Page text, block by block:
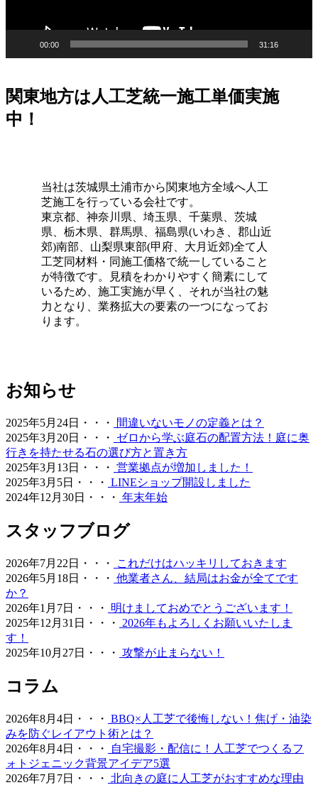
機でゴミを吸い取るだけで完了します。天然芝のように肥
料を与えたり、定期的に芝刈り機を動かしたりする必要は
るための作業場」から「心からくつろげるリラックススペ
ース」へ変えることは、生活の質を大きく向上させます。
管理の負担を減らし、ゆとりある時間をご提案いたしま
愛犬やペットと暮らすご家庭には、クッション性と清潔さ
を両立した人工芝が非常におすすめです。ベランダや屋
上、お庭の一部に敷くことで、足腰への負担を軽減しつ
つ、雨の日でも手足を汚さずに遊べる専用ドッグランが完
成します。当社の人工芝は高密度で耐久性が高いため、大
型犬が走り回っても簡単にはへたりません。防臭対策や、
排泄物があった際の清掃のしやすさについても、飼い主様
の飼育状況に合わせた最適なプランをご提案させていただ
きます。ペットも家族の一員として、ストレスなく自由に
動き回れる健康的な住環境を一緒に形にしていきましょ
「人工芝はプラスチック感が強くて安っぽい」という古い
みてください。最新のモデルは複数の色を混生させ、葉の
向きやツヤまで計算されており、驚くほど自然な風合いで
す。一度敷けば10年以上にわたり美しい景観を維持でき、
資産価値の維持にも貢献します。お仕事や育児、家事で忙
しく、お庭の手入れに十分な時間を割けない皆様へ、手間
いらずで上質な暮らしをご提案いたします。住宅街でも、
方が増えています。機能性と美観を両立させましょう。
プロスポーツの現場でも選ばれる信頼の品質が当社の自慢
です。東京ドームや京セラドームといった日本を代表する
大規模施設、さらには本格的なテニスコートなど、激しい
動きと高い摩擦が求められる場所にもワイズヴェルデの人
工芝は導入されています。この高い耐久性と、日常的なメ
ンテナンスのしやすさは、広い敷地を管理される法人様や
間にわたって競技パフォーマンスを維持できるため、スポ
ーツ施設のリニューアルやフットサルコートの新設もぜひ
ご相談ください。プロ基準の品質を一般のご家庭にもお届
けします。
2026.5.28
人工芝の技術革新により、現在では天然芝と見分けがつか
00:00 31:16
関東地方は人工芝統一施工単価実施
中！
当社は茨城県土浦市から関東地方全域へ人工
芝施工を行っている会社です。
東京都、神奈川県、埼玉県、千葉県、茨城
県、栃木県、群馬県、福島県(いわき、郡山近
郊)南部、山梨県東部(甲府、大月近郊)全て人
工芝同材料・同施工価格で統一していること
が特徴です。見積をわかりやすく簡素にして
いるため、施工実施が早く、それが当社の魅
力となり、業務拡大の要素の一つになってお
ります。
お知らせ
2025年5月24日・・・
間違いないモノの定義とは？
2025年3月20日・・・
ゼロから学ぶ庭石の配置方法！庭に奥
行きを持たせる石の選び方と置き方
2025年3月13日・・・ 営業拠点が増加しました！
2025年3月5日・・・ LINEショップ開設しました
2024年12月30日・・・ 年末年始
スタッフブログ
2026年7月22日・・・
これだけはハッキリしておきます
2026年5月18日・・・ 他業者さん、結局はお金が全てです
か？
2026年1月7日・・・
明けましておめでとうございます！
2025年12月31日・・・
2026年もよろしくお願いいたしま
す！
2025年10月27日・・・ 攻撃が止まらない！
コラム
2026年8月4日・・・ BBQ×人工芝で後悔しない！焦げ・油染
みを防ぐレイアウト術とは？
2026年8月4日・・・
自宅撮影・配信に！人工芝でつくるフ
ォトジェニック背景アイデア5選
2026年7月7日・・・ 北向きの庭に人工芝がおすすめな理由